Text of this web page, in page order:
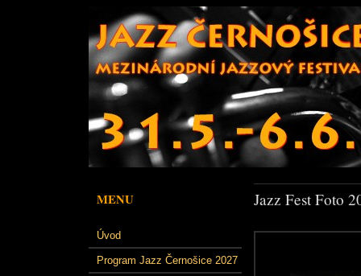
MENU
Úvod
Program Jazz Černošice 2027
Jazz Fest Foto